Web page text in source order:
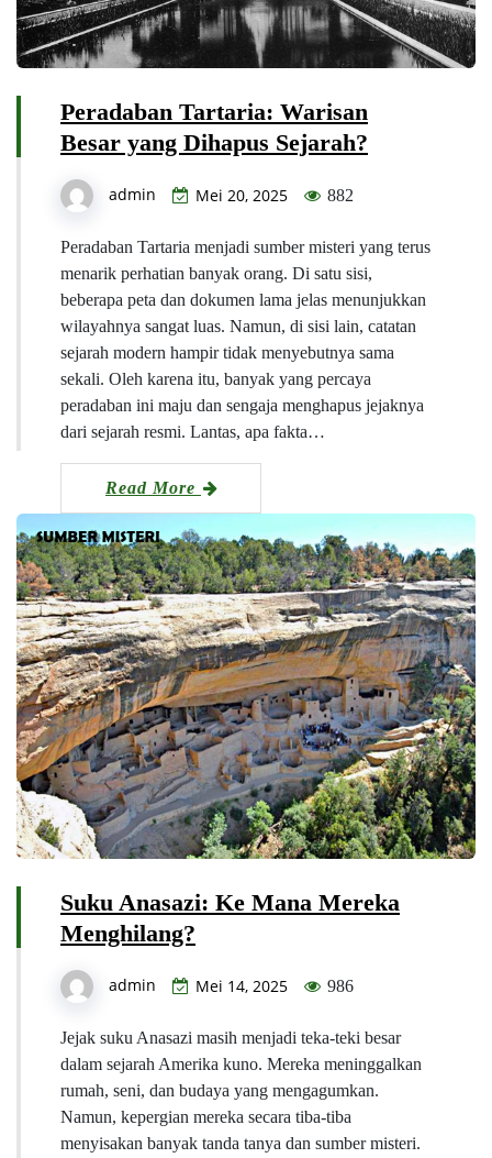
Peradaban Tartaria: Warisan
Besar yang Dihapus Sejarah?
admin Mei 20, 2025 882
Peradaban Tartaria menjadi sumber misteri yang terus
menarik perhatian banyak orang. Di satu sisi,
beberapa peta dan dokumen lama jelas menunjukkan
wilayahnya sangat luas. Namun, di sisi lain, catatan
sejarah modern hampir tidak menyebutnya sama
sekali. Oleh karena itu, banyak yang percaya
peradaban ini maju dan sengaja menghapus jejaknya
dari sejarah resmi. Lantas, apa fakta…
Read More
Suku Anasazi: Ke Mana Mereka
Menghilang?
admin Mei 14, 2025 986
Jejak suku Anasazi masih menjadi teka-teki besar
dalam sejarah Amerika kuno. Mereka meninggalkan
rumah, seni, dan budaya yang mengagumkan.
Namun, kepergian mereka secara tiba-tiba
menyisakan banyak tanda tanya dan sumber misteri.